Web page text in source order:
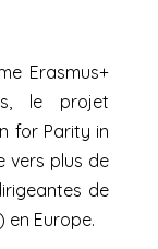
Erasmus+
le projet
for Parity in
vers plus de
de
en Europe.